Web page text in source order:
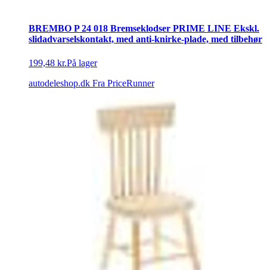
BREMBO P 24 018 Bremseklodser PRIME LINE Ekskl.
slidadvarselskontakt, med anti-knirke-plade, med tilbehør
199,48 kr.På lager
autodeleshop.dk Fra PriceRunner